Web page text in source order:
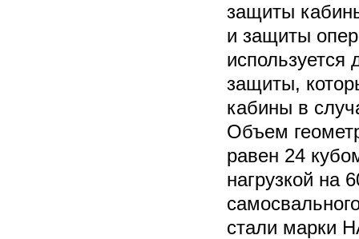
защиты
и защиты
используется
защиты,
кабины в
Объем
равен 24
нагрузкой на
стали марки